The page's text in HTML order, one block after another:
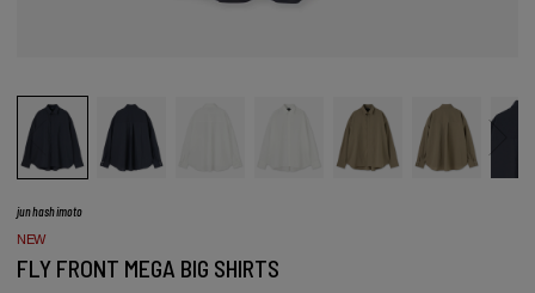
junhashimoto
NEW
FLY FRONT MEGA BIG SHIRTS